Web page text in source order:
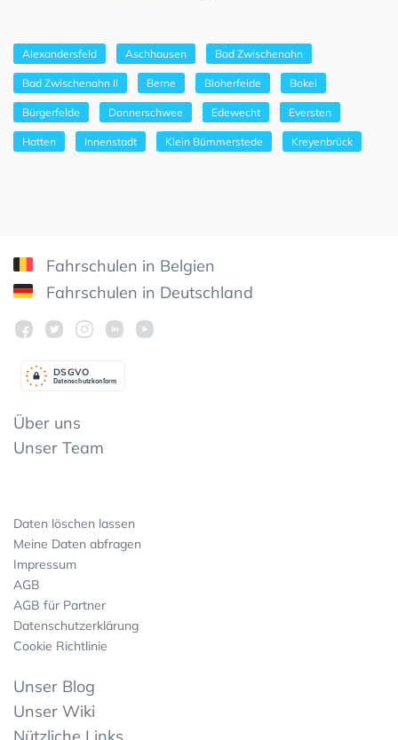
Alexandersfeld Aschhausen Bad Zwischenahn
Bad Zwischenahn II Berne Bloherfelde Bokel
Bürgerfelde Donnerschwee Edewecht Eversten
Hatten Innenstadt Klein Bümmerstede Kreyenbrück
Fahrschulen in Belgien
Fahrschulen in Deutschland
Datenschutzkonform
DSGVO
Über uns
Unser Team
Daten löschen lassen
Meine Daten abfragen
Impressum
AGB
AGB für Partner
Datenschutzerklärung
Cookie Richtlinie
Unser Blog
Unser Wiki